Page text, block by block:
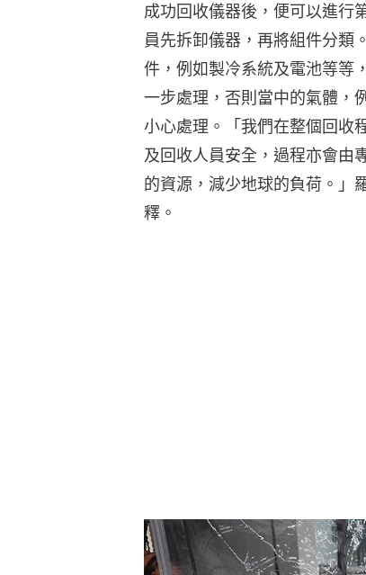
成功回收儀器後，便可以進行
員先拆卸儀器，再將組件分類
件，例如製冷系統及電池等等
一步處理，否則當中的氣體，
小心處理。「我們在整個回收
及回收人員安全，過程亦會由
的資源，減少地球的負荷。」
釋。